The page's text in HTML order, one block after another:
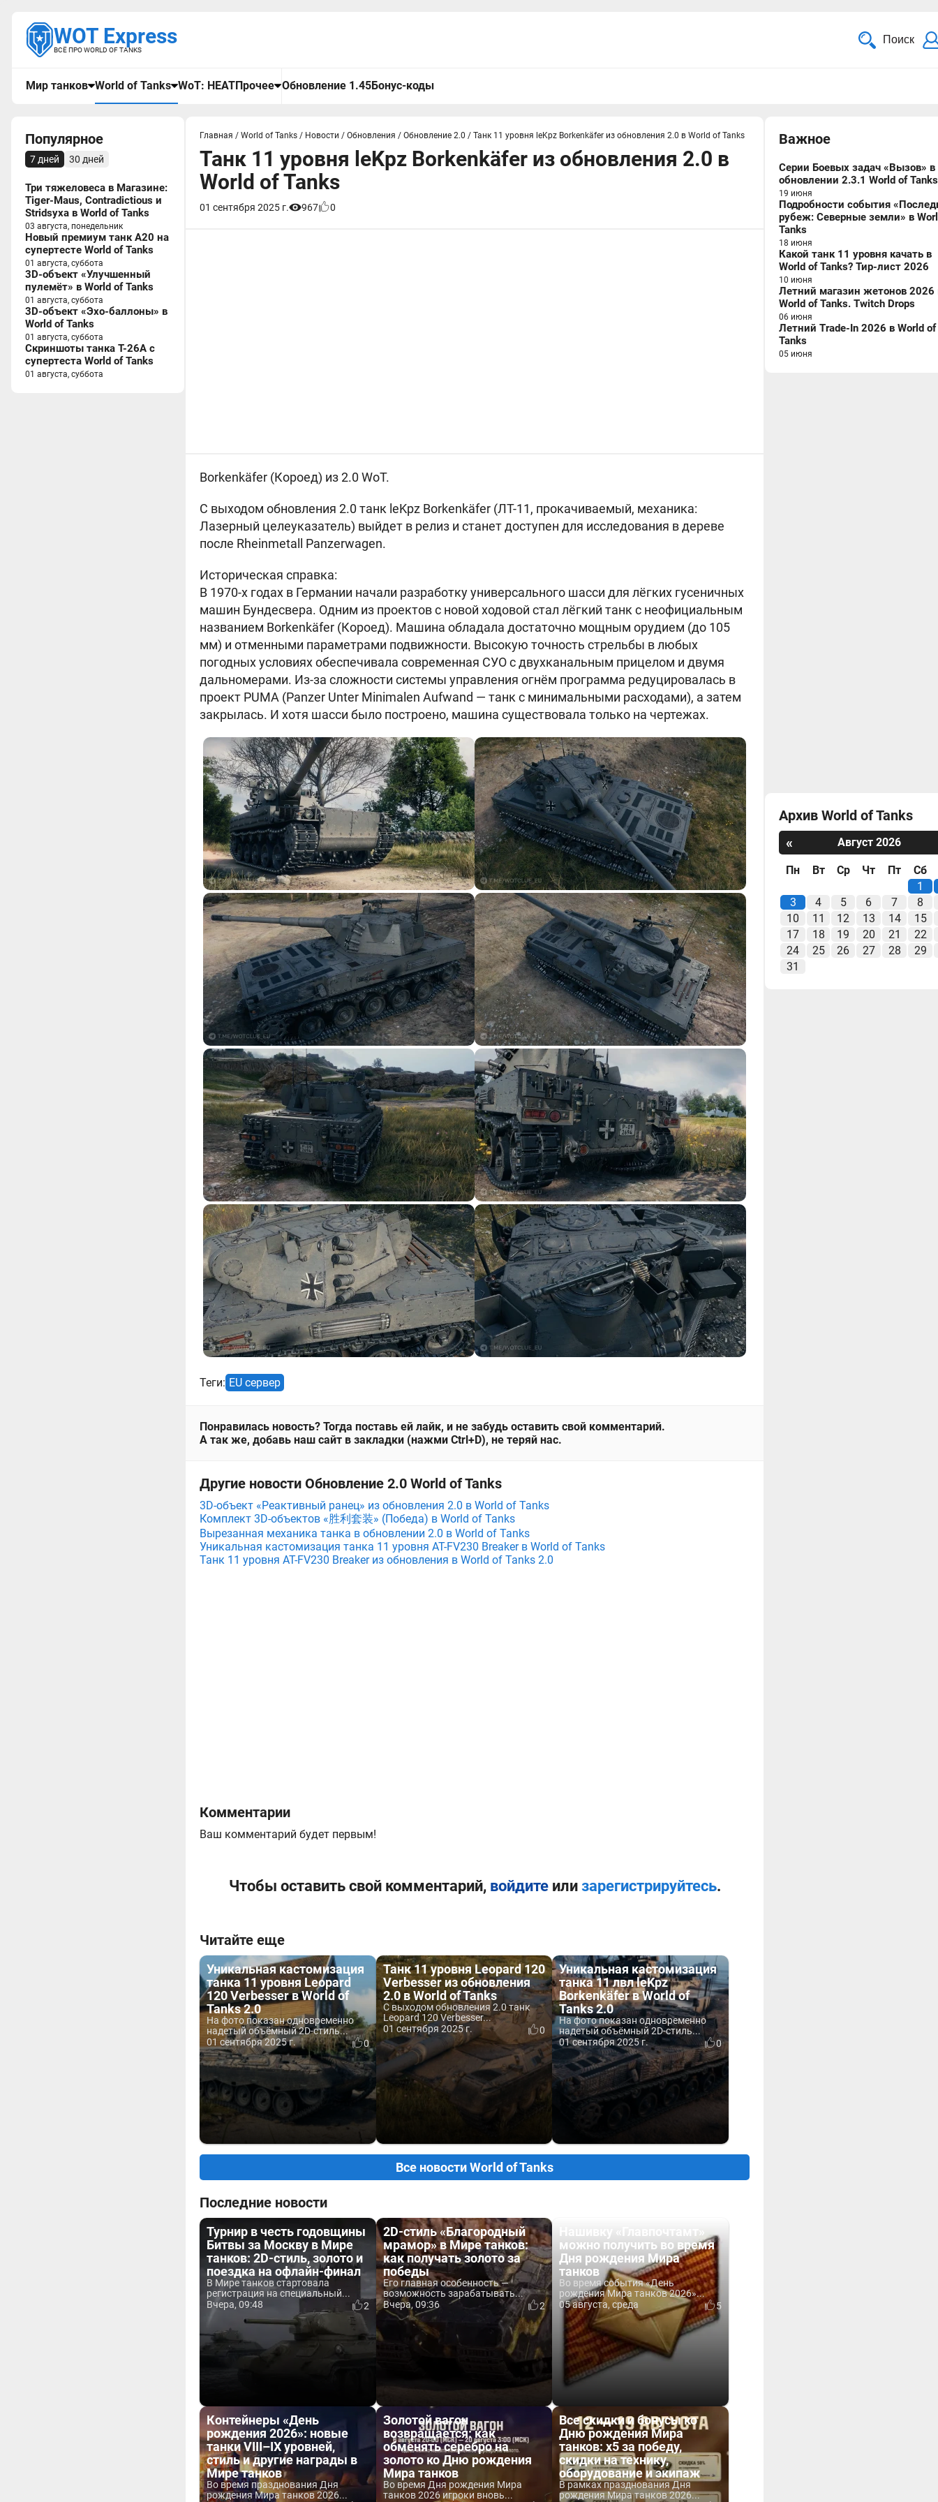
WOT Express
ВСЁ ПРО WORLD OF TANKS
Поиск
Мир танков World of Tanks WoT: HEATПрочее Обновление 1.45Бонус-коды
Популярное
7 дней 30 дней
Три тяжеловеса в Магазине:
Tiger-Maus, Contradictious и
Stridsyxa в World of Tanks
03 августа, понедельник
Новый премиум танк A20 на
супертесте World of Tanks
01 августа, суббота
3D-объект «Улучшенный
пулемёт» в World of Tanks
01 августа, суббота
3D-объект «Эхо-баллоны» в
World of Tanks
01 августа, суббота
Скриншоты танка T-26A с
супертеста World of Tanks
01 августа, суббота
Главная / World of Tanks / Новости / Обновления / Обновление 2.0 / Танк 11 уровня leKpz Borkenkäfer из обновления 2.0 в World of Tanks
Танк 11 уровня leKpz Borkenkäfer из обновления 2.0 в
World of Tanks
01 сентября 2025 г. 967 0
Borkenkäfer (Короед) из 2.0 WoT.
С выходом обновления 2.0 танк leKpz Borkenkäfer (ЛТ-11, прокачиваемый, механика:
Лазерный целеуказатель) выйдет в релиз и станет доступен для исследования в дереве
после Rheinmetall Panzerwagen.
Историческая справка:
В 1970-х годах в Германии начали разработку универсального шасси для лёгких гусеничных
машин Бундесвера. Одним из проектов с новой ходовой стал лёгкий танк с неофициальным
названием Borkenkäfer (Короед). Машина обладала достаточно мощным орудием (до 105
мм) и отменными параметрами подвижности. Высокую точность стрельбы в любых
погодных условиях обеспечивала современная СУО с двухканальным прицелом и двумя
дальномерами. Из-за сложности системы управления огнём программа редуцировалась в
проект PUMA (Panzer Unter Minimalen Aufwand — танк с минимальными расходами), а затем
закрылась. И хотя шасси было построено, машина существовала только на чертежах.
Теги: EU сервер
Понравилась новость? Тогда поставь ей лайк, и не забудь оставить свой комментарий.
А так же, добавь наш сайт в закладки (нажми Ctrl+D), не теряй нас.
Другие новости Обновление 2.0 World of Tanks
3D-объект «Реактивный ранец» из обновления 2.0 в World of Tanks
Комплект 3D-объектов «胜利套装» (Победа) в World of Tanks
Вырезанная механика танка в обновлении 2.0 в World of Tanks
Уникальная кастомизация танка 11 уровня AT-FV230 Breaker в World of Tanks
Танк 11 уровня AT-FV230 Breaker из обновления в World of Tanks 2.0
Комментарии
Ваш комментарий будет первым!
Чтобы оставить свой комментарий, войдитеили зарегистрируйтесь.
Читайте еще
Уникальная кастомизация
танка 11 уровня Leopard
120 Verbesser в World of
Tanks 2.0
На фото показан одновременно
надетый объёмный 2D-стиль...
01 сентября 2025 г.
0
Танк 11 уровня Leopard 120
Verbesser из обновления
2.0 в World of Tanks
С выходом обновления 2.0 танк
Leopard 120 Verbesser...
01 сентября 2025 г.
0
Уникальная кастомизация
танка 11 лвл leKpz
Borkenkäfer в World of
Tanks 2.0
На фото показан одновременно
надетый объёмный 2D-стиль...
01 сентября 2025 г.
0
Все новости World of Tanks
Последние новости
Турнир в честь годовщины
Битвы за Москву в Мире
танков: 2D-стиль, золото и
поездка на офлайн-финал
В Мире танков стартовала
регистрация на специальный...
Вчера, 09:48
2
2D-стиль «Благородный
мрамор» в Мире танков:
как получать золото за
победы
Его главная особенность —
возможность зарабатывать...
Вчера, 09:36
2
Нашивку «Главпочтамт»
можно получить во время
Дня рождения Мира
танков
Во время события «День
рождения Мира танков 2026»...
05 августа, среда
5
Контейнеры «День
рождения 2026»: новые
танки VIII–IX уровней,
стиль и другие награды в
Мире танков
Во время празднования Дня
рождения Мира танков 2026...
Золотой вагон
возвращается: как
обменять серебро на
золото ко Дню рождения
Мира танков
Во время Дня рождения Мира
танков 2026 игроки вновь...
Все скидки и бонусы ко
Дню рождения Мира
танков: x5 за победу,
скидки на технику,
оборудование и экипаж
В рамках празднования Дня
рождения Мира танков 2026...
Важное
Серии Боевых задач «Вызов» в
обновлении 2.3.1 World of Tanks
19 июня
Подробности события
рубеж: Северные земли» в
Tanks
18 июня
Какой танк 11 уровня качать в
World of Tanks? Тир-лист 2026
10 июня
Летний магазин жетонов 2026
World of Tanks. Twitch Drops
06 июня
Летний Trade-In 2026 в World of
Tanks
05 июня
Архив World of Tanks
«
Август 2026
Пн Вт Ср Чт Пт
Сб
1
3
4 5 6 7
8
10
11 12 13 14
15
17
18 19 20 21
22
24
25 26 27 28
29
31